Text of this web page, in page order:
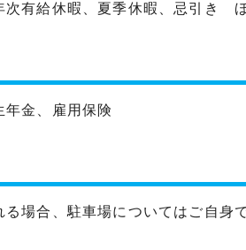
次有給休暇、夏季休暇、忌引き
金、雇用保険
場合、駐車場についてはご自身